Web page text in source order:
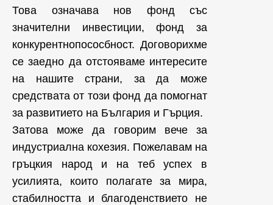
Това означава нов фонд със
значителни инвестиции, фонд за
конкурентнопососбност. Договорихме
се заедно да отстояваме интересите
на нашите страни, за да може
средствата от този фонд да помогнат
за развитието на България и Гърция.
Затова може да говорим вече за
индустриална кохезия. Пожелавам на
гръцкия народ и на теб успех в
усилията, които полагате за мира,
стабилността и благоденствието не